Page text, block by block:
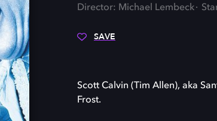
Director: Michael Lembeck
SAVE
Scott Calvin (Tim Allen), aka
Frost.